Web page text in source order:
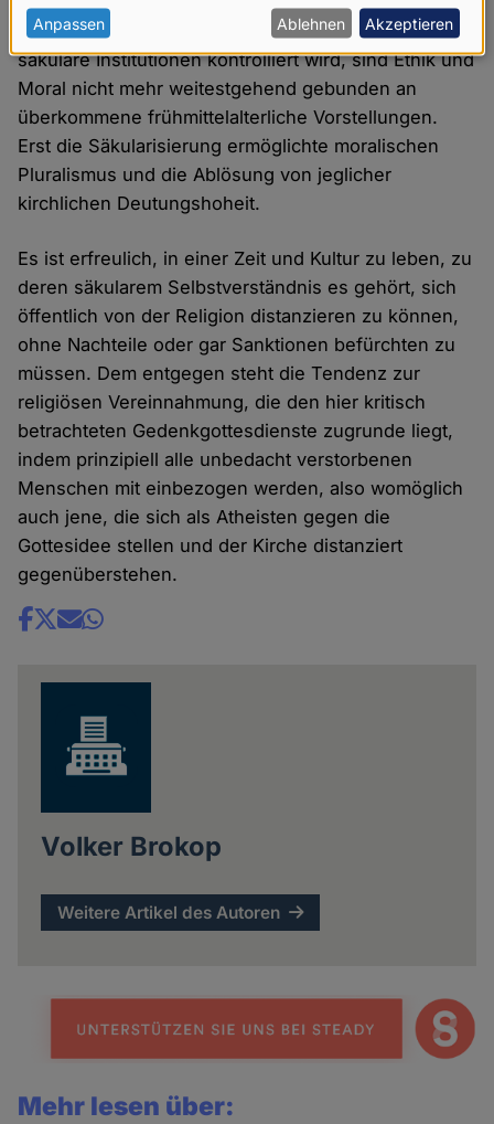
in modernen Gesellschaften kirchliche Macht durch
säkulare Institutionen kontrolliert wird, sind Ethik und
Moral nicht mehr weitestgehend gebunden an
überkommene frühmittelalterliche Vorstellungen.
Erst die Säkularisierung ermöglichte moralischen
Pluralismus und die Ablösung von jeglicher
kirchlichen Deutungshoheit.
Es ist erfreulich, in einer Zeit und Kultur zu leben, zu
deren säkularem Selbstverständnis es gehört, sich
öffentlich von der Religion distanzieren zu können,
ohne Nachteile oder gar Sanktionen befürchten zu
müssen. Dem entgegen steht die Tendenz zur
religiösen Vereinnahmung, die den hier kritisch
betrachteten Gedenkgottesdienste zugrunde liegt,
indem prinzipiell alle unbedacht verstorbenen
Menschen mit einbezogen werden, also womöglich
auch jene, die sich als Atheisten gegen die
Gottesidee stellen und der Kirche distanziert
gegenüberstehen.
Share
Volker Brokop
Weitere Artikel des Autoren
Mehr lesen über:
personenbezogenen
Daten
und
Cookies
Anpassen Ablehnen Akzeptieren